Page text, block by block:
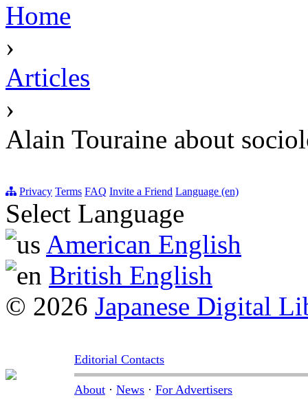
Home
›
Articles
›
Alain Touraine about
Privacy Terms FAQ Invite a Friend Language (en)
Select Language
American English
British English
© 2026 Japanese Digital
Editorial Contacts
About · News · For Advertisers